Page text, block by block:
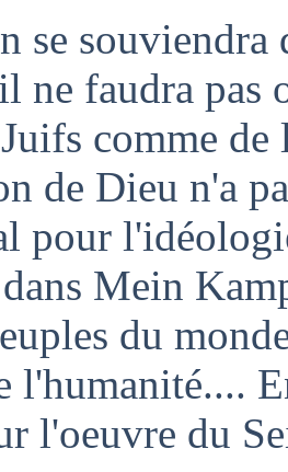
se souviendra
ne faudra pas
comme
de Dieu n'a
pour
Mein
du
l'humanité....
l'oeuvre du